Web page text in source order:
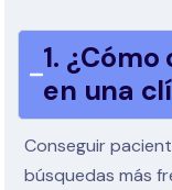
1.
en una
Conseguir
búsquedas más